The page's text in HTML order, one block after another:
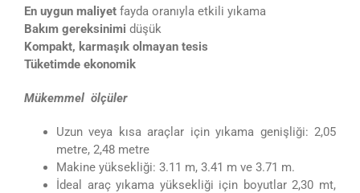
En uygun maliyet fayda oranıyla etkili yıkama
Bakım gereksinimi düşük
Kompakt, karmaşık olmayan tesis
Tüketimde ekonomik
Mükemmel ölçüler
Uzun veya kısa araçlar için yıkama genişliği: 2,05
metre, 2,48 metre
Makine yüksekliği: 3.11 m, 3.41 m ve 3.71 m.
İdeal araç yıkama yüksekliği için boyutlar 2,30 mt,